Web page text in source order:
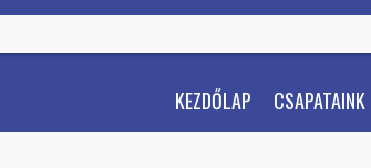
KEZDŐLAP CSAPATAINK